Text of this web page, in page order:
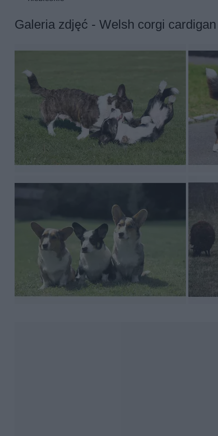
Welsh corgi cardigan jest psem nieufnym w
okołoszczepiennej należy szczeniaka zacząć
unikać sytuacji, kiedy pies mógłby np. wystraszyć się
Skłanianie cardigana do posłuszeństwa, mimo że to
uparty. Ale konsekwencja nie oznacza musztry!
wykonane polecenie. Ale uwaga: cardigan jest
racje żywieniowe.
Naukę posłuszeństwa zaczyna się jeszcze w domu,
upór. Jeżeli po wydaniu polecenia pies nie będzie miał
pochwalić i nagrodzić. Po kilku próbach cardigan
Niezbędne jest też ustalenie od pierwszego dnia, czy
Ale cardigan, raz wpuszczony do łóżka, nie da się z
Jak dbać o welsh corgi cardigana
Cardigan jest na ogół psem zdrowym. Jednak ich
podwyższone ryzyko schorzeń kręgosłupa, w tym
Galeria zdjęć - Welsh corgi cardigan